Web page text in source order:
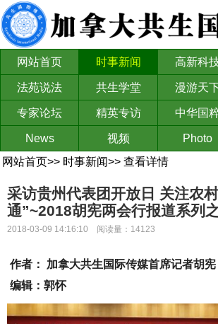
网站首页 时事新闻 高新科
法苑说法 共生学堂 漫游天
专家论坛 精英专访 中华国
News 视频 Photo
网站首页>> 时事新闻>> 查看详情
采访贵州代表团开放日 关注农
通”~2018胡宪两会行报道系列
2018-03-09 14:16:10 阅读量：14123
作者： 加拿大共生国际传媒首席记者胡宪
编辑：郭怀